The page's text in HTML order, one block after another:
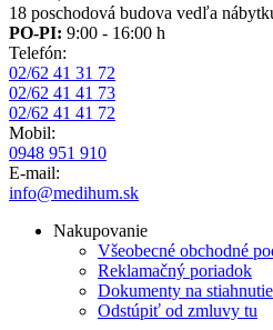
18 poschodová budova vedľa
PO-PI: 9:00 - 16:00 h
Telefón:
02/62 41 31 72
02/62 41 41 73
02/62 41 41 72
Mobil:
0948 951 910
E-mail:
info@medihum.sk
Nakupovanie
Všeobecné obchodné
Reklamačný poriadok
Dokumenty na stiahnutie
Odstúpiť od zmluvy tu